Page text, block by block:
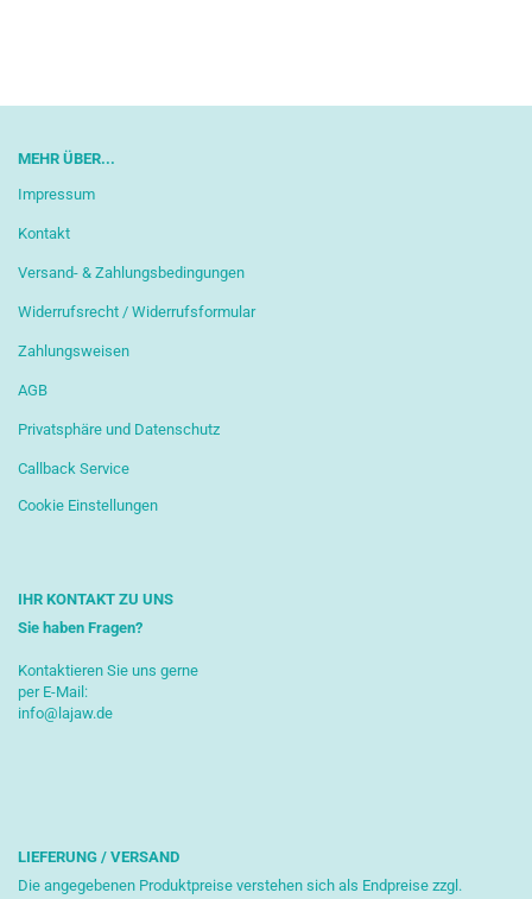
MEHR ÜBER...
Impressum
Kontakt
Versand- & Zahlungsbedingungen
Widerrufsrecht / Widerrufsformular
Zahlungsweisen
AGB
Privatsphäre und Datenschutz
Callback Service
Cookie Einstellungen
IHR KONTAKT ZU UNS
Sie haben Fragen?
Kontaktieren Sie uns gerne
per E-Mail:
info@lajaw.de
LIEFERUNG / VERSAND
Die angegebenen Produktpreise verstehen sich als Endpreise zzgl.